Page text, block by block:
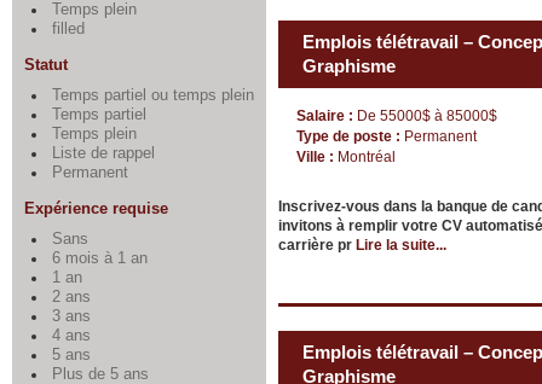
Temps plein
filled
Statut
Temps partiel ou temps plein
Temps partiel
Temps plein
Liste de rappel
Permanent
Expérience requise
Sans
6 mois à 1 an
1 an
2 ans
3 ans
4 ans
5 ans
Plus de 5 ans
Emplois télétravail –
Graphisme
Salaire : De 55000$ à 85000$
Type de poste : Permanent
Ville : Montréal
Inscrivez-vous dans la banque de
invitons à remplir votre CV
carrière pr Lire la suite...
Emplois télétravail –
Graphisme